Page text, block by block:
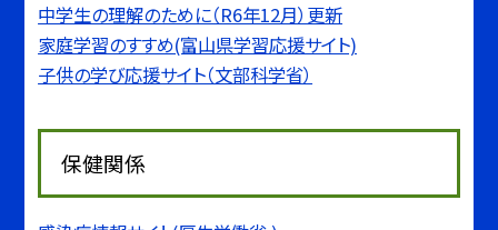
中学生の理解のために（R6年12月）更新
家庭学習のすすめ(富山県学習応援サイト)
子供の学び応援サイト（文部科学省）
保健関係